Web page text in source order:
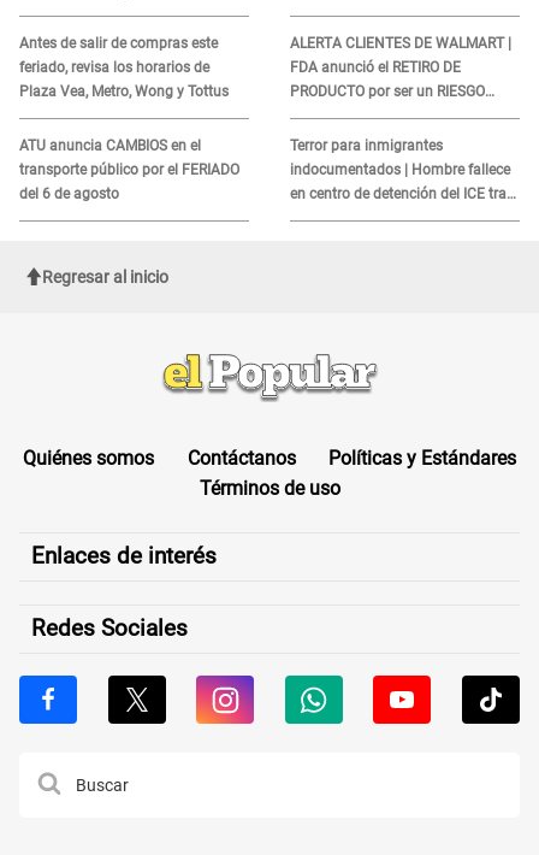
Antes de salir de compras este
feriado, revisa los horarios de
Plaza Vea, Metro, Wong y Tottus
ATU anuncia CAMBIOS en el
transporte público por el FERIADO
del 6 de agosto
ALERTA CLIENTES DE WALMART |
FDA anunció el RETIRO DE
PRODUCTO por ser un RIESGO
MORTAL para consumidores: ¿Cuál
es?
Terror para inmigrantes
indocumentados | Hombre fallece
en centro de detención del ICE tras
sufrir una "emergencia médica"
Regresar al inicio
Quiénes somos Contáctanos
Políticas y Estándares
Términos de uso
Enlaces de interés
Redes Sociales